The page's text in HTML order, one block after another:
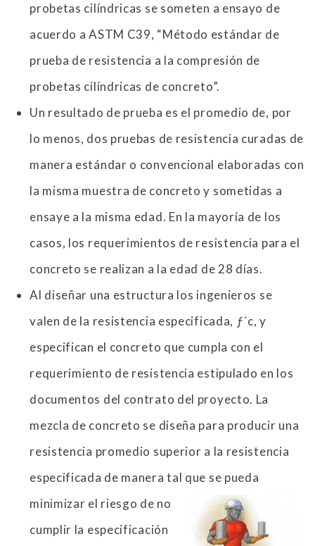
probetas cilíndricas se someten a ensayo de
acuerdo a ASTM C39, “Método estándar de
prueba de resistencia a la compresión de
probetas cilíndricas de concreto”.
Un resultado de prueba es el promedio de, por
lo menos, dos pruebas de resistencia curadas de
manera estándar o convencional elaboradas con
la misma muestra de concreto y sometidas a
ensaye a la misma edad. En la mayoría de los
casos, los requerimientos de resistencia para el
concreto se realizan a la edad de 28 días.
Al diseñar una estructura los ingenieros se
valen de la resistencia especificada, ƒ´c, y
especifican el concreto que cumpla con el
requerimiento de resistencia estipulado en los
documentos del contrato del proyecto. La
mezcla de concreto se diseña para producir una
resistencia promedio superior a la resistencia
especificada de manera tal que se pueda
minimizar el riesgo de no
cumplir la especificación